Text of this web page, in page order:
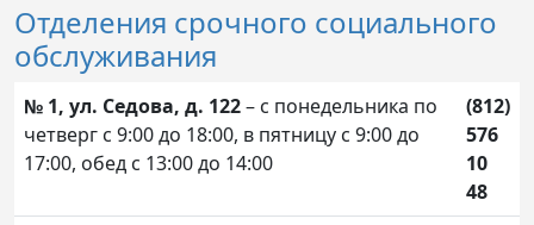
Отделения срочного социального
обслуживания
№ 1, ул. Седова, д. 122– с понедельника по
четверг с 9:00 до 18:00, в пятницу с 9:00 до
17:00, обед с 13:00 до 14:00
(812)
576
10
48